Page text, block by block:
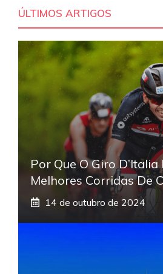
ÚLTIMOS ARTIGOS
Por Que O Giro D’Italia
Melhores Corridas De
14 de outubro de 2024